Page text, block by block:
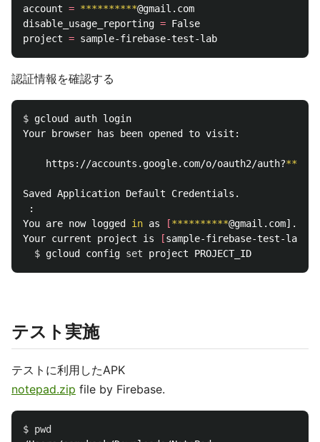
account = **********@gmail.com
disable_usage_reporting = False
project =
認証情報を確認する
$ gcloud auth login
Your browser has been opened to visit:
    https://accounts.google.com/o/oauth2/auth?
Saved Application Default Credentials.
:
You are now logged in as [**********@gmail.com].
Your current project is
[sample-firebase-test-lab].
$ gcloud config set
テスト実施
テストに利用したAPK
notepad.zip file by Firebase.
$ pwd